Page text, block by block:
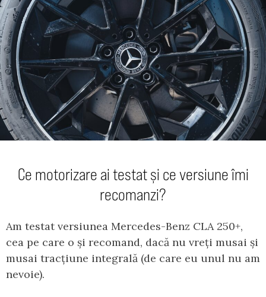
Ce motorizare ai testat și ce versiune îmi
recomanzi?
Am testat versiunea Mercedes-Benz CLA 250+,
cea pe care o și recomand, dacă nu vreți musai și
musai tracțiune integrală (de care eu unul nu am
nevoie).